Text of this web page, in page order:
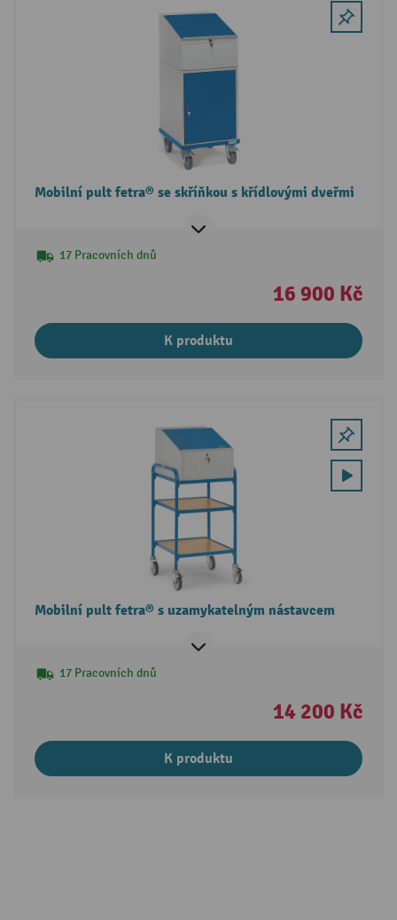
Mobilní pult fetra® se skříňkou s křídlovými dveřmi
17 Pracovních dnů
16 900 Kč
K produktu
Mobilní pult fetra® s uzamykatelným nástavcem
17 Pracovních dnů
14 200 Kč
K produktu